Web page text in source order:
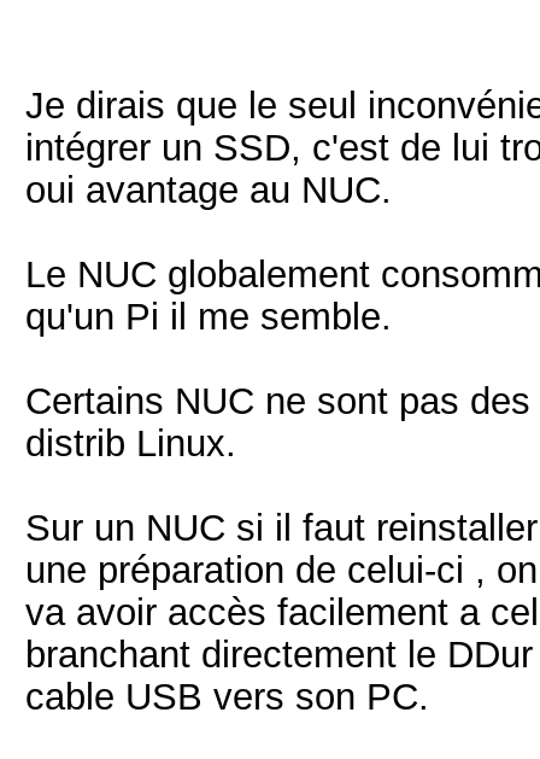
Je dirais que le seul
intégrer un SSD, c'est de lui
oui avantage au NUC.
Le NUC globalement
qu'un Pi il me semble.
Certains NUC ne sont pas
distrib Linux.
Sur un NUC si il faut
une préparation de celui-ci ,
va avoir accès facilement a
branchant directement le
cable USB vers son PC.